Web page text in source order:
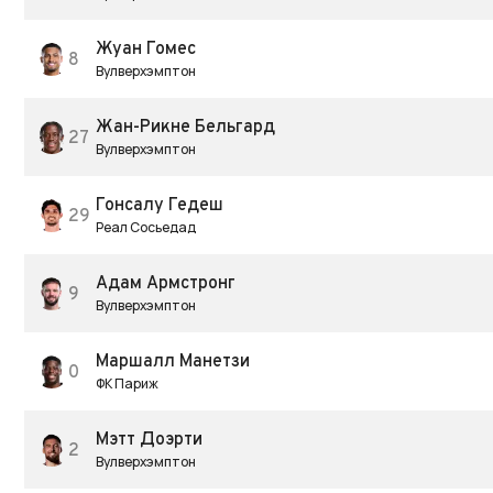
8 Жуан Гомес
Вулверхэмптон
27 Жан-Рикне Бельгард
Вулверхэмптон
29 Гонсалу Гедеш
Реал Сосьедад
9 Адам Армстронг
Вулверхэмптон
0 Маршалл Манетзи
ФК Париж
2 Мэтт Доэрти
Вулверхэмптон